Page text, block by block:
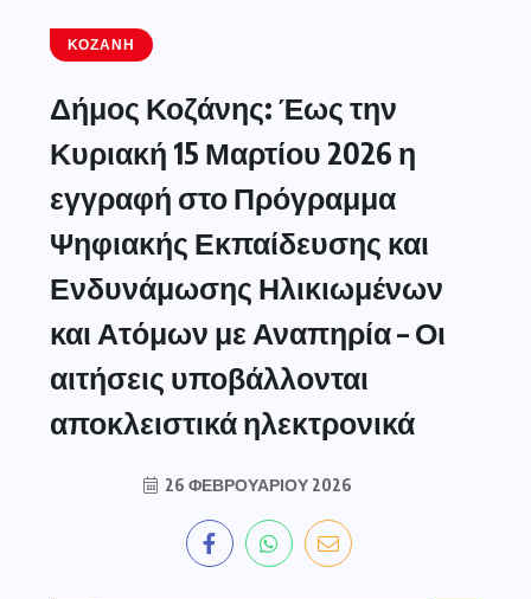
ΚΟΖΆΝΗ
Δήμος Κοζάνης: Έως την
Κυριακή 15 Μαρτίου 2026 η
εγγραφή στο Πρόγραμμα
Ψηφιακής Εκπαίδευσης και
Ενδυνάμωσης Ηλικιωμένων
και Ατόμων με Αναπηρία – Οι
αιτήσεις υποβάλλονται
αποκλειστικά ηλεκτρονικά
26 ΦΕΒΡΟΥΑΡΊΟΥ 2026